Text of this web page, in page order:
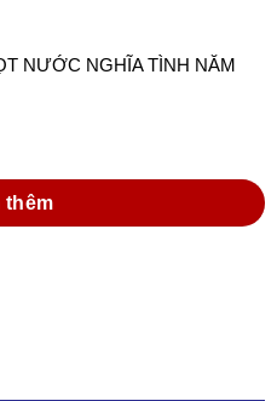
NƯỚC NGHĨA TÌNH NĂM
thêm